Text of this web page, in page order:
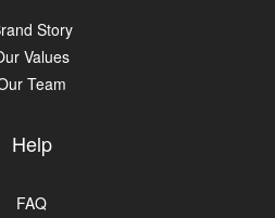
Story
Values
Team
Help
FAQ